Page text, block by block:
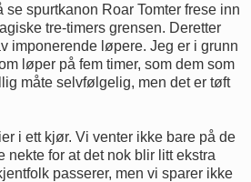
spurtkanon Roar Tomter frese inn
tre-timers grensen. Deretter
imponerende løpere. Jeg er i grunn
løper på fem timer, som dem som
måte selvfølgelig, men det er tøft
i ett kjør. Vi venter ikke bare på de
nekte for at det nok blir litt ekstra
passerer, men vi sparer ikke